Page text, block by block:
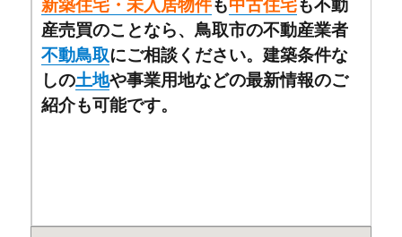
新築住宅・未入居物件も中古住宅も不動
産売買のことなら、鳥取市の不動産業者
不動鳥取にご相談ください。建築条件な
しの土地や事業用地などの最新情報のご
紹介も可能です。